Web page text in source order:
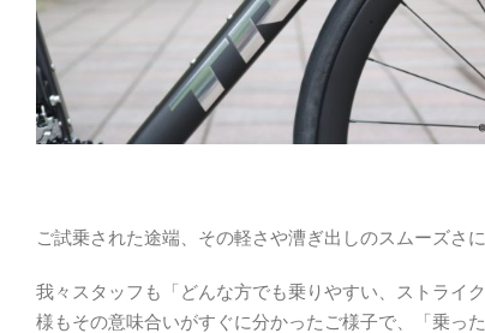
ご試乗された途端、その軽さや漕ぎ出しのスムーズさ
我々スタッフも「どんな方でも乗りやすい、ストライ
様もその意味合いがすぐに分かったご様子で、「乗っ